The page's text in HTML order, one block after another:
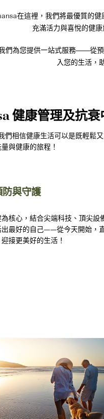
在這裡，我們將最優質的
充滿活力與喜悅的健
們為您提供一站式服務——從預
入您的生活，
健康管理及抗衰
們相信健康生活可以是既輕鬆
與健康的旅程！
防與守護
核心，結合尖端科技、頂尖設
出最好的自己——從今天開始，
接更美好的生活！